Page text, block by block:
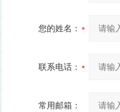
您的姓名：
联系电话：
常用邮箱：